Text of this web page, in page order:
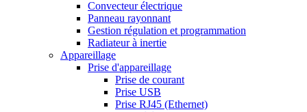
Convecteur électrique
Panneau rayonnant
Gestion régulation et programmation
Radiateur à inertie
Appareillage
Prise d'appareillage
Prise de courant
Prise USB
Prise RJ45 (Ethernet)